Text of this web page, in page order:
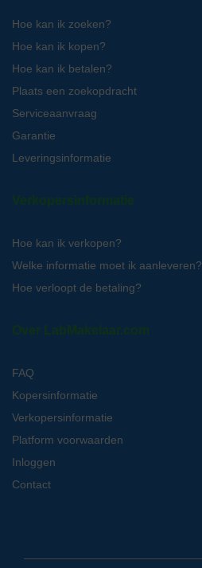
Hoe kan ik zoeken?
Hoe kan ik kopen?
Hoe kan ik betalen?
Plaats een zoekopdracht
Serviceaanvraag
Garantie
Leveringsinformatie
Verkopersinformatie
Hoe kan ik verkopen?
Welke informatie moet ik aanleveren?
Hoe verloopt de betaling?
Over LabMakelaar.com
FAQ
Kopersinformatie
Verkopersinformatie
Platform voorwaarden
Inloggen
Contact